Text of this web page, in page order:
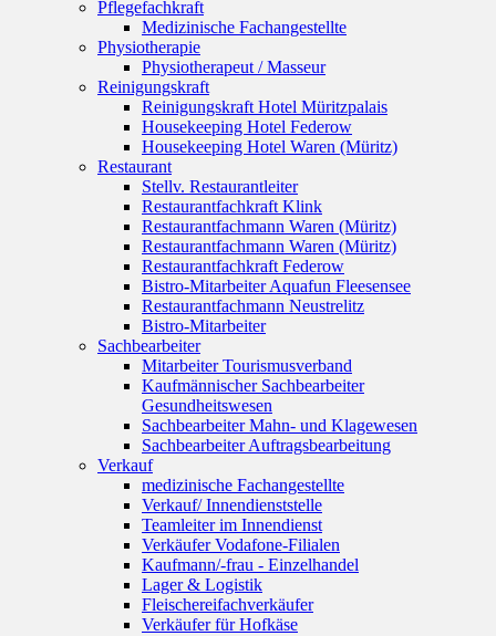
Pflegefachkraft
Medizinische Fachangestellte
Physiotherapie
Physiotherapeut / Masseur
Reinigungskraft
Reinigungskraft Hotel Müritzpalais
Housekeeping Hotel Federow
Housekeeping Hotel Waren (Müritz)
Restaurant
Stellv. Restaurantleiter
Restaurantfachkraft Klink
Restaurantfachmann Waren (Müritz)
Restaurantfachmann Waren (Müritz)
Restaurantfachkraft Federow
Bistro-Mitarbeiter Aquafun Fleesensee
Restaurantfachmann Neustrelitz
Bistro-Mitarbeiter
Sachbearbeiter
Mitarbeiter Tourismusverband
Kaufmännischer Sachbearbeiter
Gesundheitswesen
Sachbearbeiter Mahn- und Klagewesen
Sachbearbeiter Auftragsbearbeitung
Verkauf
medizinische Fachangestellte
Verkauf/ Innendienststelle
Teamleiter im Innendienst
Verkäufer Vodafone-Filialen
Kaufmann/-frau - Einzelhandel
Lager & Logistik
Fleischereifachverkäufer
Verkäufer für Hofkäse